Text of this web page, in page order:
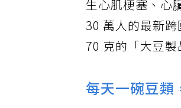
生心肌梗塞、心
30 萬人的最新
70 克的「大豆
每天一碗豆類